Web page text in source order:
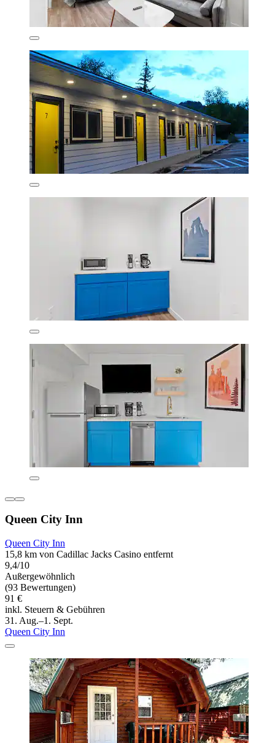
Queen City Inn
Queen City Inn
15,8 km von Cadillac Jacks Casino entfernt
9,4/10
Außergewöhnlich
(93 Bewertungen)
91 €
inkl. Steuern & Gebühren
31. Aug.–1. Sept.
Queen City Inn